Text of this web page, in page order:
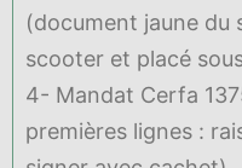
(document jaune du
scooter et placé
4- Mandat Cerfa
premières lignes :